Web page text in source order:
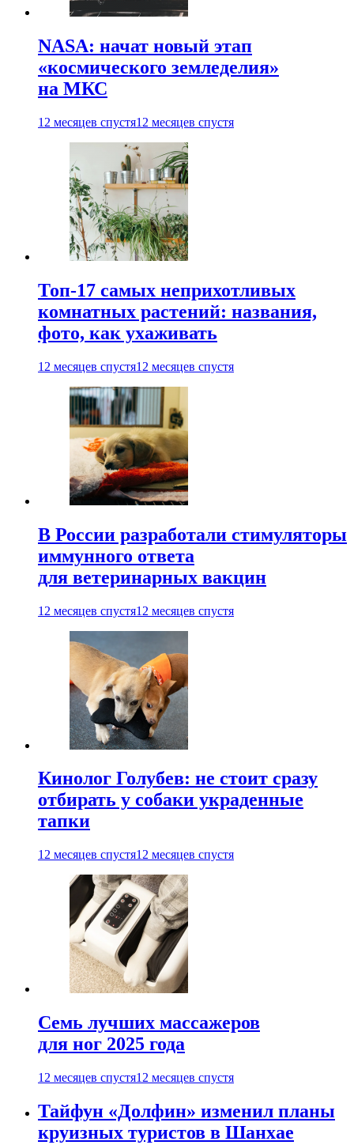
NASA: начат новый этап
«космического земледелия»
на МКС
12 месяцев спустя12 месяцев спустя
Топ-17 самых неприхотливых
комнатных растений: названия,
фото, как ухаживать
12 месяцев спустя12 месяцев спустя
В России разработали стимуляторы
иммунного ответа
для ветеринарных вакцин
12 месяцев спустя12 месяцев спустя
Кинолог Голубев: не стоит сразу
отбирать у собаки украденные
тапки
12 месяцев спустя12 месяцев спустя
Семь лучших массажеров
для ног 2025 года
12 месяцев спустя12 месяцев спустя
Тайфун «Долфин» изменил планы
круизных туристов в Шанхае